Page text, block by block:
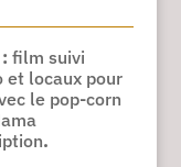
film suivi
et locaux pour
le pop-corn
.